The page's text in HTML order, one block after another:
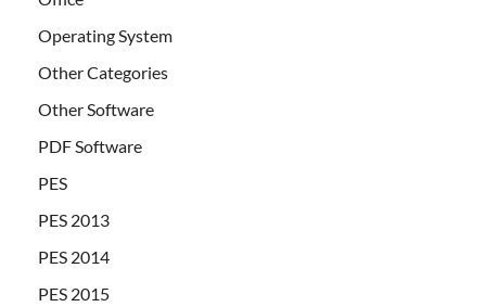
Operating System
Other Categories
Other Software
PDF Software
PES
PES 2013
PES 2014
PES 2015